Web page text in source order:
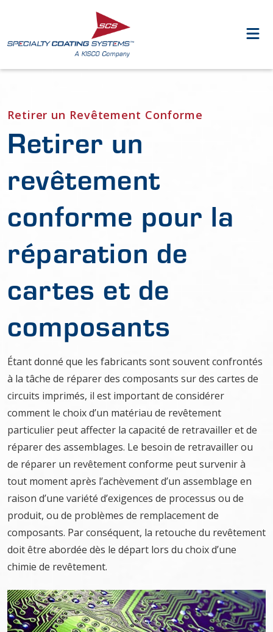
Retirer un Revêtement Conforme
Retirer un
revêtement
conforme pour la
réparation de
cartes et de
composants
Étant donné que les fabricants sont souvent confrontés
à la tâche de réparer des composants sur des cartes de
circuits imprimés, il est important de considérer
comment le choix d’un matériau de revêtement
particulier peut affecter la capacité de retravailler et de
réparer des assemblages. Le besoin de retravailler ou
de réparer un revêtement conforme peut survenir à
tout moment après l’achèvement d’un assemblage en
raison d’une variété d’exigences de processus ou de
produit, ou de problèmes de remplacement de
composants. Par conséquent, la retouche du revêtement
doit être abordée dès le départ lors du choix d’une
chimie de revêtement.